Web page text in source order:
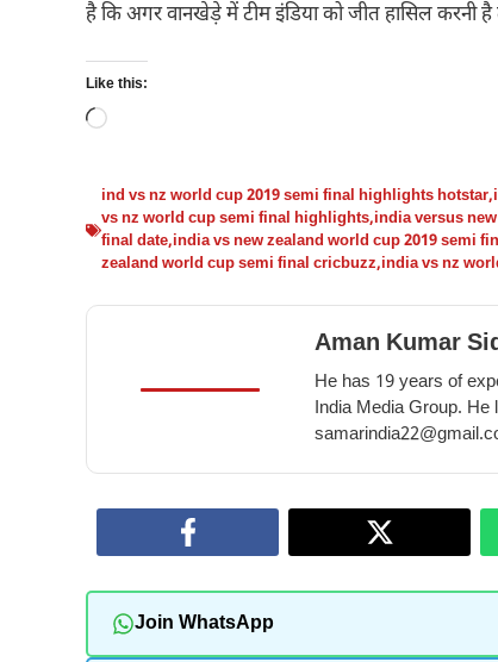
है कि अगर वानखेड़े में टीम इंडिया को जीत हासिल करनी है
Like this:
Loading…
ind vs nz world cup 2019 semi final highlights hotstar,
vs nz world cup semi final highlights,india versus
final date,india vs new zealand world cup 2019 semi
zealand world cup semi final cricbuzz,india vs nz
Aman Kumar
He has 19 years of
India Media Group.
Join WhatsApp